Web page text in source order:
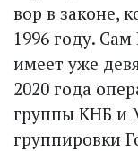
вор в законе,
1996 году.
имеет уже
2020 года
группы КНБ и
группировки